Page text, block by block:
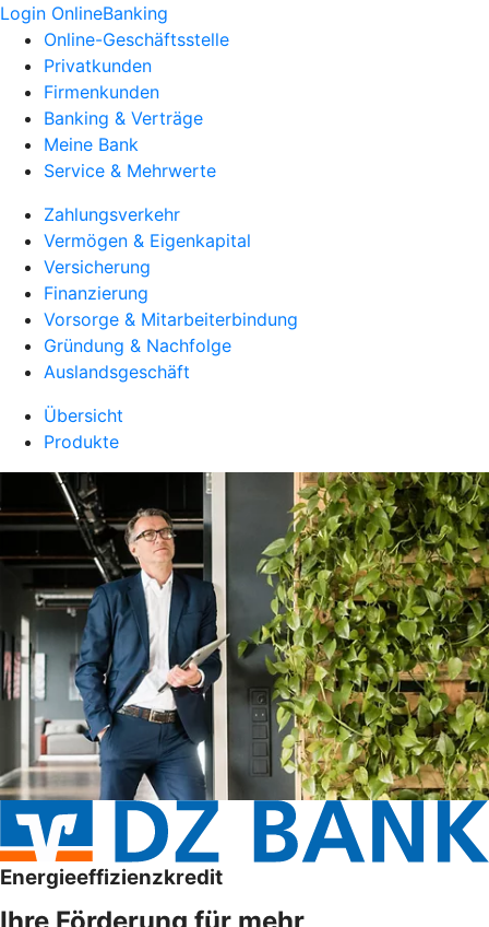
Login OnlineBanking
Online-Geschäftsstelle
Privatkunden
Firmenkunden
Banking & Verträge
Meine Bank
Service & Mehrwerte
Zahlungsverkehr
Vermögen & Eigenkapital
Versicherung
Finanzierung
Vorsorge & Mitarbeiterbindung
Gründung & Nachfolge
Auslandsgeschäft
Übersicht
Produkte
Energieeffizienzkredit